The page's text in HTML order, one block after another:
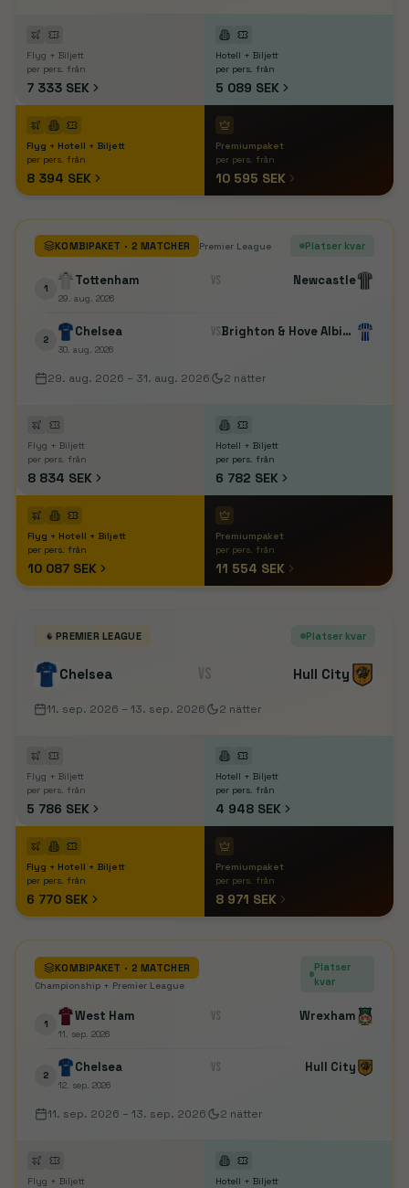
Flyg + Biljett
per pers. från
7 333 SEK
Hotell + Biljett
per pers. från
5 089 SEK
Flyg + Hotell + Biljett
per pers. från
8 394 SEK
Premiumpaket
per pers. från
10 595 SEK
KOMBIPAKET · 2 MATCHER Premier League Platser kvar
1
Tottenham VS Newcastle
29. aug. 2026
2
Chelsea VS Brighton & Hove Albion
30. aug. 2026
29. aug. 2026 – 31. aug. 2026 2 nätter
Flyg + Biljett
per pers. från
8 834 SEK
Hotell + Biljett
per pers. från
6 782 SEK
Flyg + Hotell + Biljett
per pers. från
10 087 SEK
Premiumpaket
per pers. från
11 554 SEK
PREMIER LEAGUE Platser kvar
Chelsea VS Hull City
11. sep. 2026 – 13. sep. 2026 2 nätter
Flyg + Biljett
per pers. från
5 786 SEK
Hotell + Biljett
per pers. från
4 948 SEK
Flyg + Hotell + Biljett
per pers. från
6 770 SEK
Premiumpaket
per pers. från
8 971 SEK
KOMBIPAKET · 2 MATCHER
Championship + Premier League
Platser
kvar
1
West Ham VS Wrexham
11. sep. 2026
2
Chelsea VS Hull City
12. sep. 2026
11. sep. 2026 – 13. sep. 2026 2 nätter
Flyg + Biljett
Hotell + Biljett